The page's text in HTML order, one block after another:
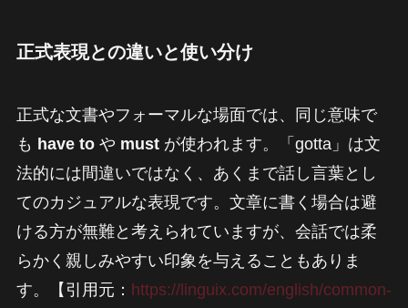
正式表現との違いと使い分け
正式な文書やフォーマルな場面では、同じ意味で
も have toや mustが使われます。「gotta」は文
法的には間違いではなく、あくまで話し言葉とし
てのカジュアルな表現です。文章に書く場合は避
ける方が無難と考えられていますが、会話では柔
らかく親しみやすい印象を与えることもありま
す。【引用元： https://linguix.com/english/common-